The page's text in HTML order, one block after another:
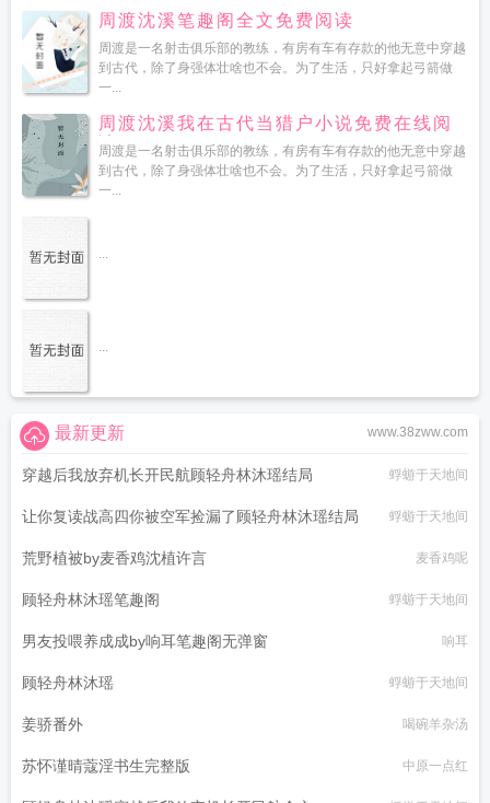
周渡沈溪笔趣阁全文免费阅读
周渡是一名射击俱乐部的教练，有房有车有存款的他无意中穿越
到古代，除了身强体壮啥也不会。为了生活，只好拿起弓箭做
一...
周渡沈溪我在古代当猎户小说免费在线阅
读
周渡是一名射击俱乐部的教练，有房有车有存款的他无意中穿越
到古代，除了身强体壮啥也不会。为了生活，只好拿起弓箭做
一...
...
...
www.38zww.com
最新更新
穿越后我放弃机长开民航顾轻舟林沐瑶结局 蜉蝣于天地间
让你复读战高四你被空军捡漏了顾轻舟林沐瑶结局 蜉蝣于天地间
荒野植被by麦香鸡沈植许言 麦香鸡呢
顾轻舟林沐瑶笔趣阁 蜉蝣于天地间
男友投喂养成成by响耳笔趣阁无弹窗 响耳
顾轻舟林沐瑶 蜉蝣于天地间
姜骄番外 喝碗羊杂汤
苏怀谨晴蔻淫书生完整版 中原一点红